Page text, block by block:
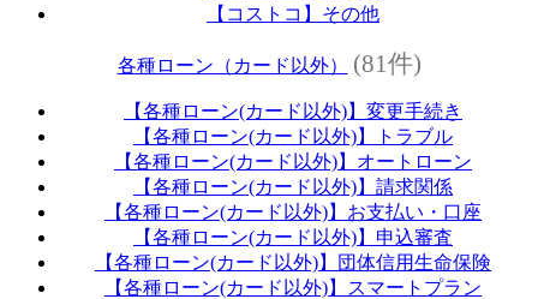
【コストコ】その他
各種ローン（カード以外） (81件)
【各種ローン(カード以外)】変更手続き
【各種ローン(カード以外)】トラブル
【各種ローン(カード以外)】オートローン
【各種ローン(カード以外)】請求関係
【各種ローン(カード以外)】お支払い・口座
【各種ローン(カード以外)】申込審査
【各種ローン(カード以外)】団体信用生命保険
【各種ローン(カード以外)】スマートプラン